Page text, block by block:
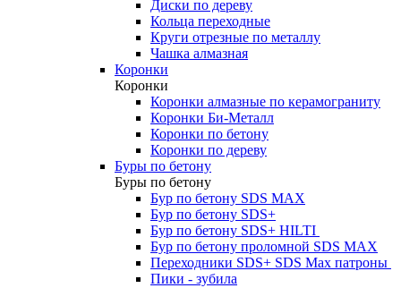
Диски по дереву
Кольца переходные
Круги отрезные по металлу
Чашка алмазная
Коронки
Коронки
Коронки алмазные по керамограниту
Коронки Би-Металл
Коронки по бетону
Коронки по дереву
Буры по бетону
Буры по бетону
Бур по бетону SDS MAX
Бур по бетону SDS+
Бур по бетону SDS+ HILTI
Бур по бетону проломной SDS MAX
Переходники SDS+ SDS Max патроны
Пики - зубила